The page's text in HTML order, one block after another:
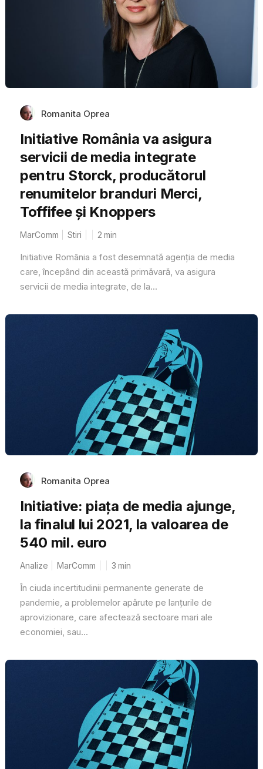
Romanita Oprea
Initiative România va asigura
servicii de media integrate
pentru Storck, producătorul
renumitelor branduri Merci,
Toffifee și Knoppers
MarComm Stiri 2 min
Initiative România a fost desemnată agenția de media
care, începând din această primăvară, va asigura
servicii de media integrate, de la...
Romanita Oprea
Initiative: piața de media ajunge,
la finalul lui 2021, la valoarea de
540 mil. euro
Analize MarComm 3 min
În ciuda incertitudinii permanente generate de
pandemie, a problemelor apărute pe lanțurile de
aprovizionare, care afectează sectoare mari ale
economiei, sau...